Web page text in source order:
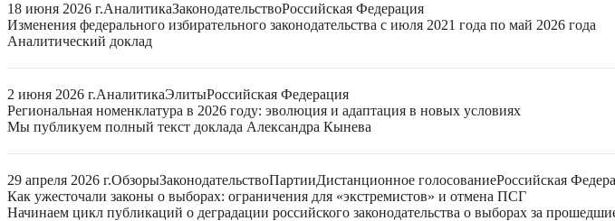
18 июня 2026 г.АналитикаЗаконодательствоРоссийская Федерация
Изменения федерального избирательного законодательства с июля 2021 года по май 2026 года
Аналитический доклад
2 июня 2026 г.АналитикаЭлитыРоссийская Федерация
Региональная номенклатура в 2026 году: эволюция и адаптация в новых условиях
Мы публикуем полный текст доклада Александра Кынева
29 апреля 2026 г.ОбзорыЗаконодательствоПартииДистанционное голосованиеРоссийская
Как ужесточали законы о выборах: ограничения для «экстремистов» и отмена ПСГ
Начинаем цикл публикаций о деградации российского законодательства о выборах за